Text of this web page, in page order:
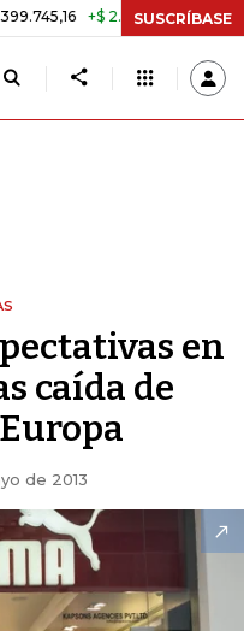
+$ 2.295,71 +0,58%
SUSCRÍBASE
en
caída de
de 2013